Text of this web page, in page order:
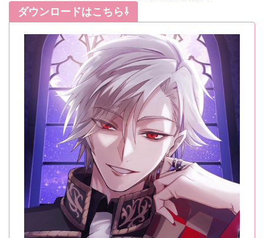
ダウンロードはこちら⇩